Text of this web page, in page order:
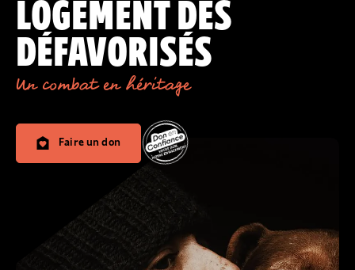
LOGEMENT DES
DÉFAVORISÉS
Un combat en héritage
Faire un don